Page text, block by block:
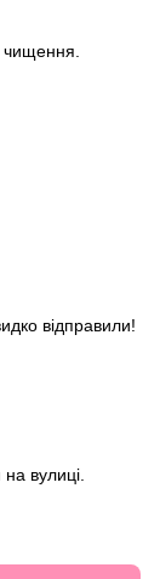
чищення.
відправили!
вулиці.